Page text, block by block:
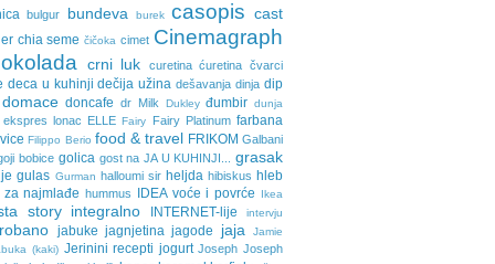
bulgur bundeva burek casopis cast
chia seme čičoka cimet Cinemagraph
crni luk curetina ćuretina čvarci
deca u kuhinji dečija užina dešavanja dinja dip
domace doncafe dr Milk Dukley đumbir dunja
ekspres lonac ELLE Fairy Fairy Platinum farbana
Filippo Berio food & travel FRIKOM Galbani
bobice golica gost na JA U KUHINJI... grasak
gulas Gurman halloumi sir heljda hibiskus hleb
za najmlađe hummus IDEA voće i povrće Ikea
story integralno INTERNET-lije intervju
jabuke jagnjetina jagode jaja
Jamie
(kaki) Jerinini recepti jogurt Joseph Joseph